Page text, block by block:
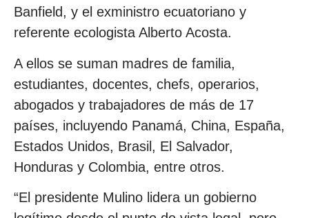
Banfield, y el exministro ecuatoriano y
referente ecologista Alberto Acosta.
A ellos se suman madres de familia,
estudiantes, docentes, chefs, operarios,
abogados y trabajadores de más de 17
países, incluyendo Panamá, China, España,
Estados Unidos, Brasil, El Salvador,
Honduras y Colombia, entre otros.
“El presidente Mulino lidera un gobierno